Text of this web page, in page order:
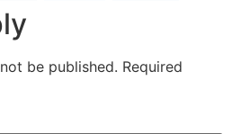
be published. Required